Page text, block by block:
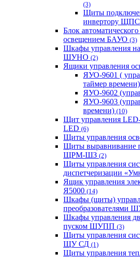
(3)
Щиты
инвертору ЩПС
Блок
освещением БАУО (3)
Шкафы управления
ШУНО (2)
Ящики управления
ЯУО-9601 (
таймер времени)
ЯУО-9602
ЯУО-9603
времени) (10)
Щит управления
LED (6)
Щиты управления
Щиты выравнивание
ЩРМ-ШЗ (2)
Щиты управления
диспетчеризации
Ящик управления
Я5000 (14)
Шкафы (щиты)
преобразователями
Шкафы управления
пуском ШУПП (3)
Щиты управления
ЩУ СД (1)
Щиты управления